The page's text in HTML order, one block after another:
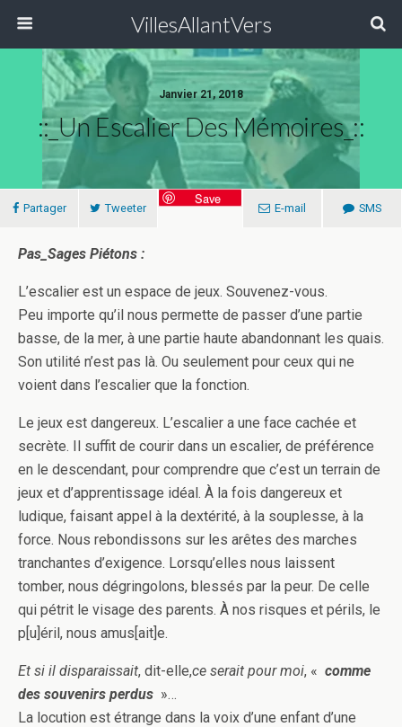
VillesAllantVers
Janvier 21, 2018
::_Un Escalier Des Mémoires_::
Partager Tweeter
Save
E-mail SMS
Pas_Sages Piétons :
L’escalier est un espace de jeux. Souvenez-vous.
Peu importe qu’il nous permette de passer d’une partie
basse, de la mer, à une partie haute abandonnant les quais.
Son utilité n’est pas là. Ou seulement pour ceux qui ne
voient dans l’escalier que la fonction.
Le jeux est dangereux. L’escalier a une face cachée et
secrète. Il suffit de courir dans un escalier, de préférence
en le descendant, pour comprendre que c’est un terrain de
jeux et d’apprentissage idéal. À la fois dangereux et
ludique, faisant appel à la dextérité, à la souplesse, à la
force. Nous rebondissons sur les arêtes des marches
tranchantes d’exigence. Lorsqu’elles nous laissent
tomber, nous dégringolons, blessés par la peur. De celle
qui pétrit le visage des parents. À nos risques et périls, le
p[u]éril, nous amus[ait]e.
Et si il disparaissait, dit-elle,ce serait pour moi, « comme
des souvenirs perdus »…
La locution est étrange dans la voix d’une enfant d’une